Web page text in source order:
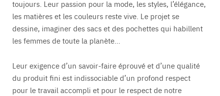
toujours. Leur passion pour la mode, les styles, l’élégance,
les matières et les couleurs reste vive. Le projet se
dessine, imaginer des sacs et des pochettes qui habillent
les femmes de toute la planète…
Leur exigence d’un savoir-faire éprouvé et d’une qualité
du produit fini est indissociable d’un profond respect
pour le travail accompli et pour le respect de notre